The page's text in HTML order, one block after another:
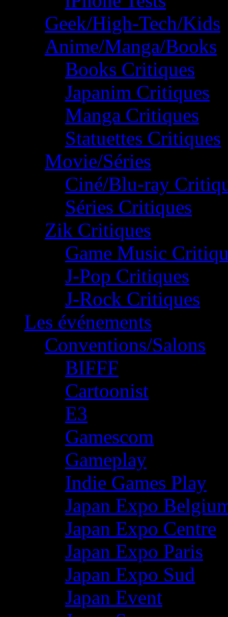
Geek/High-Tech/Kids
Anime/Manga/Books
Books Critiques
Japanim Critiques
Manga Critiques
Statuettes Critiques
Movie/Séries
Ciné/Blu-ray
Séries Critiques
Zik Critiques
Game Music
J-Pop Critiques
J-Rock Critiques
Les événements
Conventions/Salons
BIFFF
Cartoonist
E3
Gamescom
Gameplay
Indie Games Play
Japan Expo
Japan Expo Centre
Japan Expo Paris
Japan Expo Sud
Japan Event